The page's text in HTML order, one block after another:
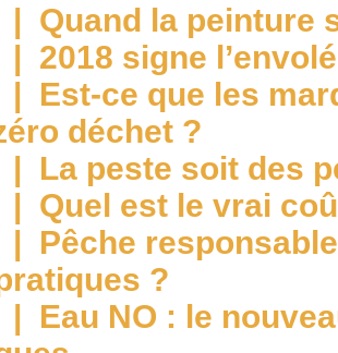
| Quand la peinture
| 2018 signe
| Est-ce que les
déchet ?
| La peste soit des
| Quel est le vrai
| Pêche
?
| Eau NO : le